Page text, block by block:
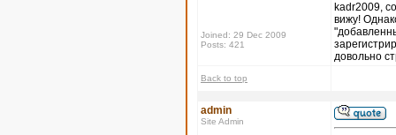
Joined: 29 Dec 2009
Posts: 421
kadr2009,
вижу!
довольно
Back to top
admin
Site Admin